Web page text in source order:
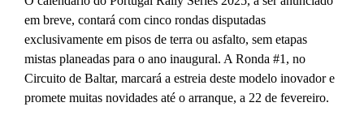
em breve, contará com cinco rondas disputadas
exclusivamente em pisos de terra ou asfalto, sem etapas
mistas planeadas para o ano inaugural. A Ronda #1, no
Circuito de Baltar, marcará a estreia deste modelo inovador e
promete muitas novidades até o arranque, a 22 de fevereiro.